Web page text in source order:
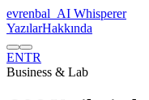
evrenbal AI Whisperer
YazılarHakkında
ENTR
Business & Lab